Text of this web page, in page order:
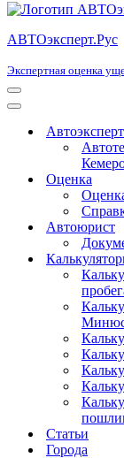
АВТОэксперт.Рус
Экспертная оценка
Меню
навигации
Меню
навигации
Оценка
Автоюрист
Статьи
Города